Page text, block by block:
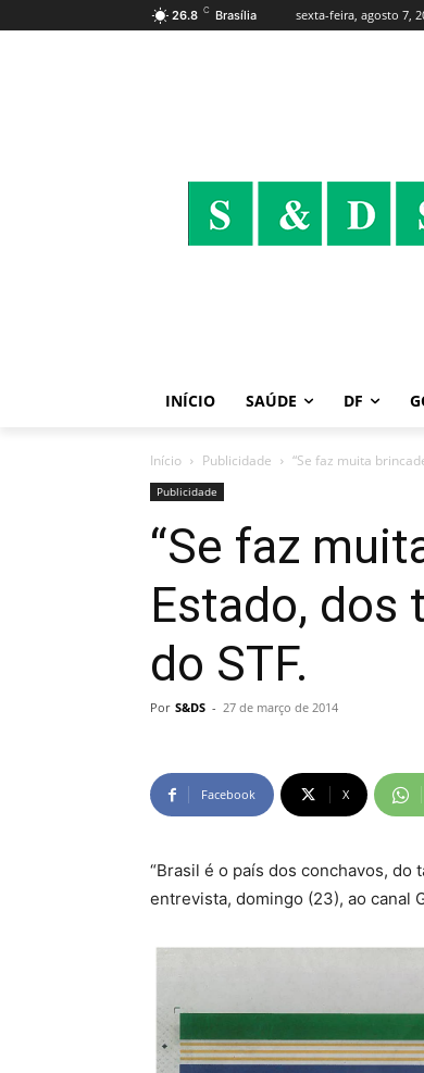
26.8 C Brasília sexta-feira, agosto 7,
INÍCIO SAÚDE DF
Início Publicidade “Se faz muita
Publicidade
“Se faz
Estado, dos
do STF.
Por S&DS - 27 de março de 2014
Facebook X
“Brasil é o país dos conchavos, do
entrevista, domingo (23), ao canal